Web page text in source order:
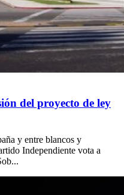
del proyecto de ley
y entre blancos y
Independiente vota a